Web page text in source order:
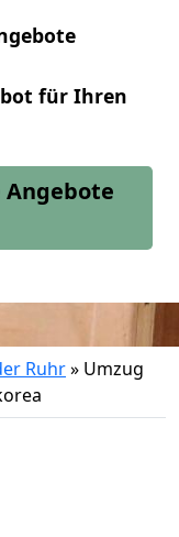
für Ihren
Ruhr» Umzug